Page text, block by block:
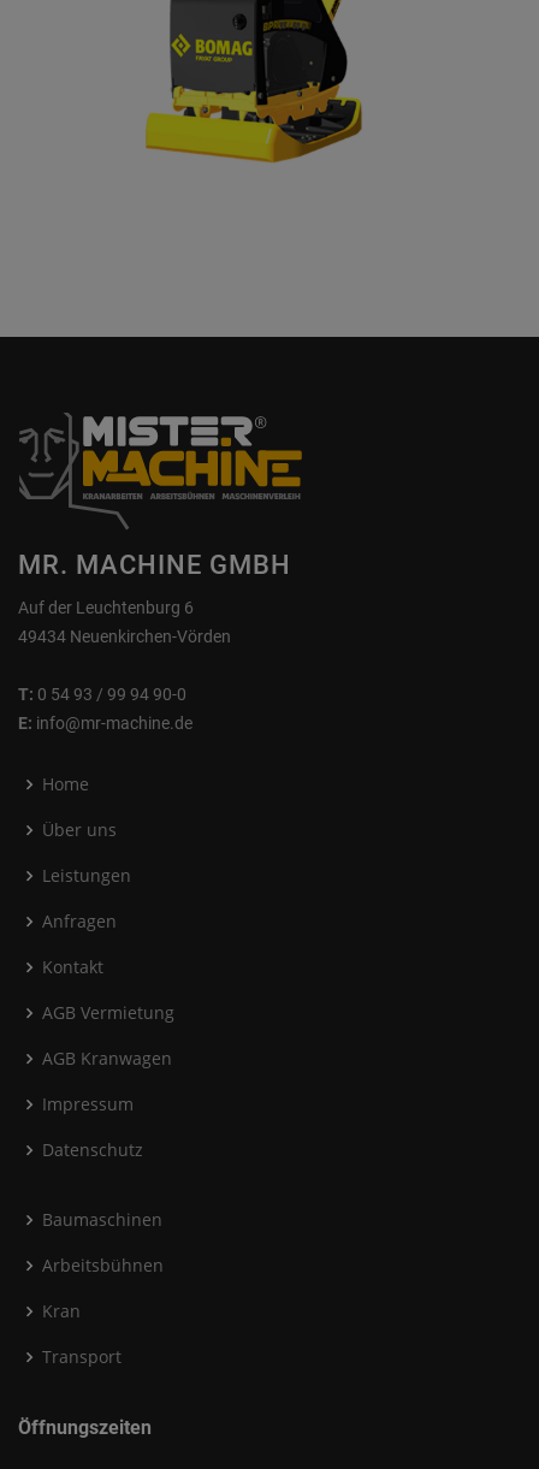
MR. MACHINE GMBH
Auf der Leuchtenburg 6
49434 Neuenkirchen-Vörden
T: 0 54 93 / 99 94 90-0
E: info@mr-machine.de
Home
Über uns
Leistungen
Anfragen
Kontakt
AGB Vermietung
AGB Kranwagen
Impressum
Datenschutz
Baumaschinen
Arbeitsbühnen
Kran
Transport
Öffnungszeiten